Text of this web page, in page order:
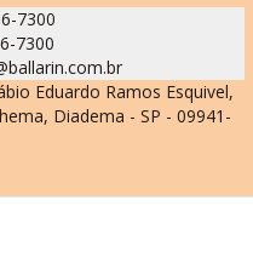
7300
7300
Eduardo Ramos Esquivel,
Diadema - SP - 09941-